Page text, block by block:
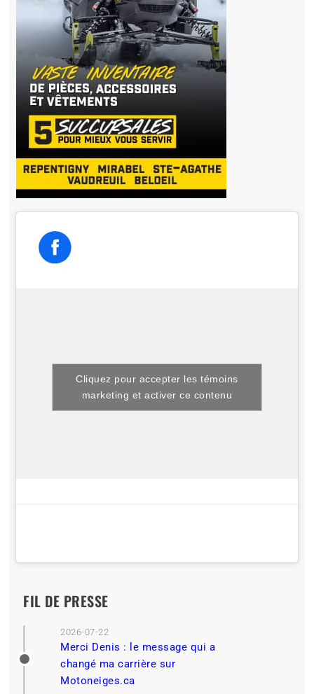
Cliquez pour accepter les témoins
marketing et activer ce contenu
FIL DE PRESSE
2026-07-22
Merci Denis : le message qui a
changé ma carrière sur
Motoneiges.ca